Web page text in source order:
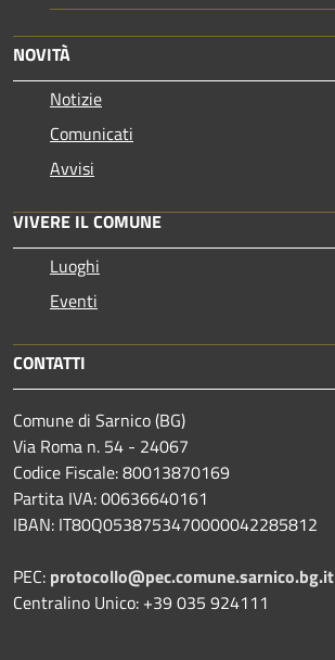
NOVITÀ
Notizie
Comunicati
Avvisi
VIVERE IL COMUNE
Luoghi
Eventi
CONTATTI
Comune di Sarnico (BG)
Via Roma n. 54 - 24067
Codice Fiscale: 80013870169
Partita IVA: 00636640161
IBAN: IT80Q0538753470000042285812
PEC: protocollo@pec.comune.sarnico.bg.it
Centralino Unico: +39 035 924111